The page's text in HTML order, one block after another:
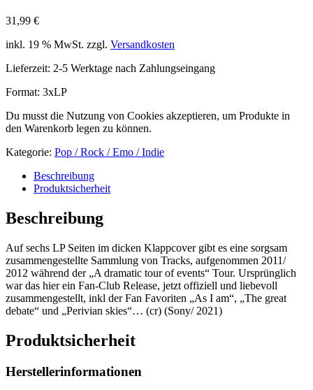
31,99 €
inkl. 19 % MwSt. zzgl. Versandkosten
Lieferzeit: 2-5 Werktage nach Zahlungseingang
Format: 3xLP
Du musst die Nutzung von Cookies akzeptieren, um Produkte in
den Warenkorb legen zu können.
Kategorie: Pop / Rock / Emo / Indie
Beschreibung
Produktsicherheit
Beschreibung
Auf sechs LP Seiten im dicken Klappcover gibt es eine sorgsam
zusammengestellte Sammlung von Tracks, aufgenommen 2011/
2012 während der „A dramatic tour of events“ Tour. Ursprünglich
war das hier ein Fan-Club Release, jetzt offiziell und liebevoll
zusammengestellt, inkl der Fan Favoriten „As I am“, „The great
debate“ und „Perivian skies“… (cr) (Sony/ 2021)
Produktsicherheit
Herstellerinformationen